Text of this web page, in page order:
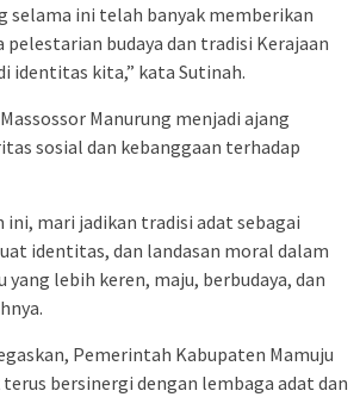
selama ini telah banyak memberikan
pelestarian budaya dan tradisi Kerajaan
identitas kita,” kata Sutinah.
Manurung menjadi ajang
sosial dan kebanggaan terhadap
mari jadikan tradisi adat sebagai
identitas, dan landasan moral dalam
yang lebih keren, maju, berbudaya, dan
Pemerintah Kabupaten Mamuju
bersinergi dengan lembaga adat dan